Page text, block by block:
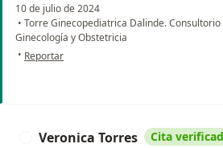
10 de julio de 2024
• Torre Ginecopediatrica Dalinde. Consultorio
Ginecología y Obstetricia
• en opinión del usuario Jocelyn H.
Reportar
Veronica Torres Cita